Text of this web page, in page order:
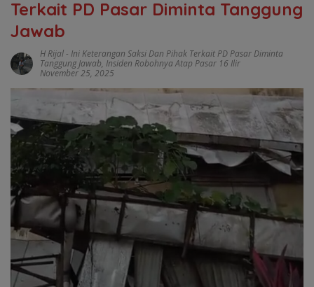
Terkait PD Pasar Diminta Tanggung
Jawab
H Rijal- Ini Keterangan Saksi Dan Pihak Terkait PD Pasar Diminta
Tanggung Jawab, Insiden Robohnya Atap Pasar 16 Ilir
November 25, 2025